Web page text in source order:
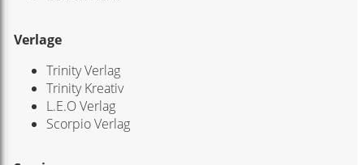
Verlage
Trinity Verlag
Trinity Kreativ
L.E.O Verlag
Scorpio Verlag